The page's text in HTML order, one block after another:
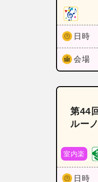
日時
会場
第44
ルー
室内楽
日時